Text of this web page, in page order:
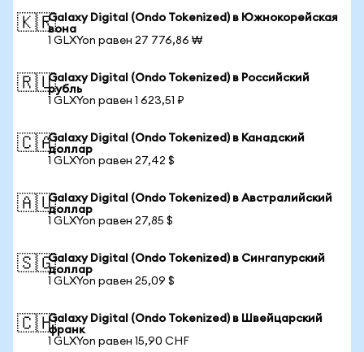
🇰🇷Galaxy Digital (Ondo Tokenized) в Южнокорейская
вона
1 GLXYon равен 27 776,86 ₩
🇷🇺Galaxy Digital (Ondo Tokenized) в Российский
рубль
1 GLXYon равен 1 623,51 ₽
🇨🇦Galaxy Digital (Ondo Tokenized) в Канадский
доллар
1 GLXYon равен 27,42 $
🇦🇺Galaxy Digital (Ondo Tokenized) в Австралийский
доллар
1 GLXYon равен 27,85 $
🇸🇬Galaxy Digital (Ondo Tokenized) в Сингапурский
доллар
1 GLXYon равен 25,09 $
🇨🇭Galaxy Digital (Ondo Tokenized) в Швейцарский
франк
1 GLXYon равен 15,90 CHF